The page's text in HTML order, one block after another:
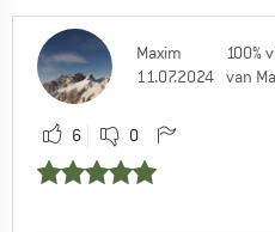
Maxim
11.07.2024
100%
van
6 0